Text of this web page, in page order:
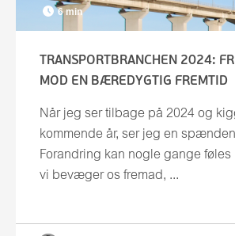
6 min
TRANSPORTBRANCHEN 2024:
MOD EN BÆREDYGTIG FREMTID
Når jeg ser tilbage på 2024 og
kommende år, ser jeg en
Forandring kan nogle gange føles
vi bevæger os fremad, ...